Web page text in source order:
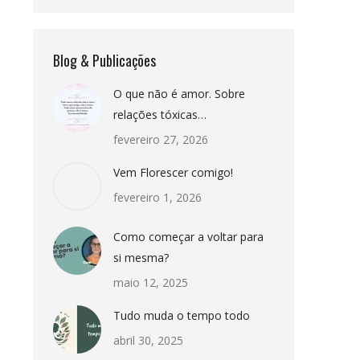
Blog & Publicações
O que não é amor. Sobre
relações tóxicas…
fevereiro 27, 2026
Vem Florescer comigo!
fevereiro 1, 2026
Como começar a voltar para
si mesma?
maio 12, 2025
Tudo muda o tempo todo
abril 30, 2025